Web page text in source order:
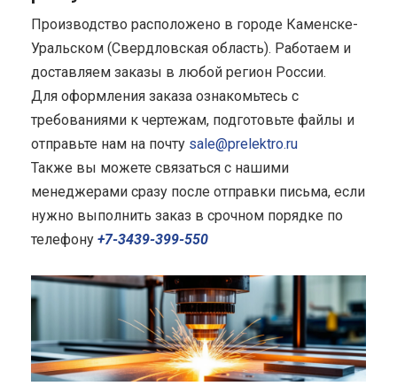
Производство расположено в городе Каменске-
Уральском (Свердловская область). Работаем и
доставляем заказы в любой регион России.
Для оформления заказа ознакомьтесь с
требованиями к чертежам, подготовьте файлы и
отправьте нам на почту sale@prelektro.ru
Также вы можете связаться с нашими
менеджерами сразу после отправки письма, если
нужно выполнить заказ в срочном порядке по
телефону +7-3439-399-550